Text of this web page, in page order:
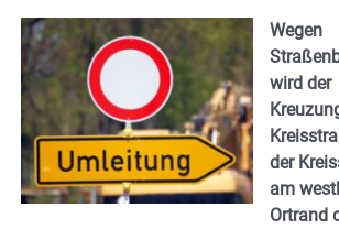
Wegen
wird der
der
am
Ortrand